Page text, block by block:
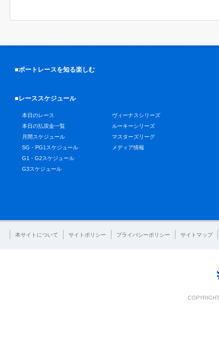
■ボートレースを知る楽しむ
■レーススケジュール
本日のレース
本日の払戻金一覧
月間スケジュール
SG・PG1スケジュール
G1・G2スケジュール
G3スケジュール
ヴィーナスシリーズ
ルーキーシリーズ
マスターズリーグ
メディア情報
本サイトについて サイトポリシー プライバシーポリシー サイトマップ